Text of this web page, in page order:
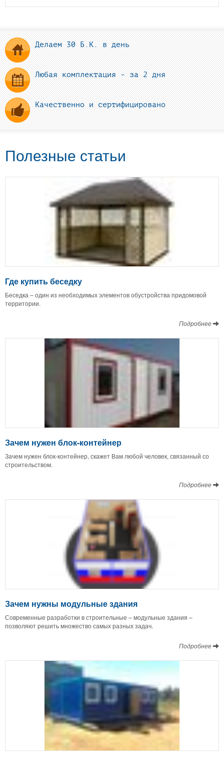
Делаем 30 Б.К. в день
Любая комплектация - за 2 дня
Качественно и сертифицировано
Полезные статьи
Где купить беседку
Беседка – один из необходимых элементов обустройства придомовой
территории.
Подробнее
Зачем нужен блок-контейнер
Зачем нужен блок-контейнер, скажет Вам любой человек, связанный со
строительством.
Подробнее
Зачем нужны модульные здания
Современные разработки в строительные – модульные здания –
позволяют решить множество самых разных задач.
Подробнее